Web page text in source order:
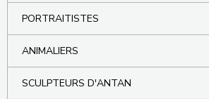
PORTRAITISTES
ANIMALIERS
SCULPTEURS D'ANTAN